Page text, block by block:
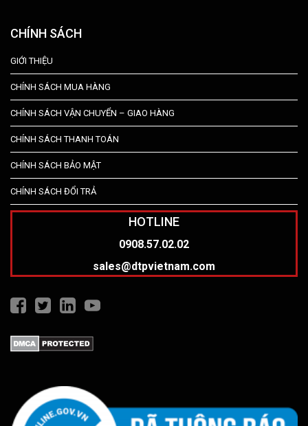
CHÍNH SÁCH
GIỚI THIỆU
CHÍNH SÁCH MUA HÀNG
CHÍNH SÁCH VẬN CHUYỂN – GIAO HÀNG
CHÍNH SÁCH THANH TOÁN
CHÍNH SÁCH BẢO MẬT
CHÍNH SÁCH ĐỔI TRẢ
HOTLINE
0908.57.02.02
sales@dtpvietnam.com